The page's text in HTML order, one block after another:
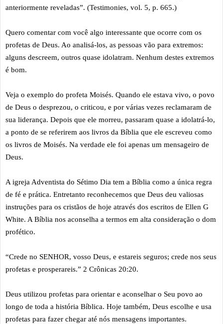
anteriormente reveladas”. (Testimonies, vol. 5, p. 665.)
Quero comentar com você algo interessante que ocorre com os
profetas de Deus. Ao analisá-los, as pessoas vão para extremos:
alguns descreem, outros quase idolatram. Nenhum destes extremos
é bom.
Veja o exemplo do profeta Moisés. Quando ele estava vivo, o povo
de Deus o desprezou, o criticou, e por várias vezes reclamaram de
sua liderança. Depois que ele morreu, passaram quase a idolatrá-lo,
a ponto de se referirem aos livros da Bíblia que ele escreveu como
os livros de Moisés. Na verdade ele foi apenas um mensageiro de
Deus.
A igreja Adventista do Sétimo Dia tem a Bíblia como a única regra
de fé e prática. Entretanto reconhecemos que Deus deu valiosas
instruções para os cristãos de hoje através dos escritos de Ellen G
White. A Bíblia nos aconselha a termos em alta consideração o dom
profético.
“Crede no SENHOR, vosso Deus, e estareis seguros; crede nos seus
profetas e prosperareis.” 2 Crônicas 20:20.
Deus utilizou profetas para orientar e aconselhar o Seu povo ao
longo de toda a história Bíblica. Hoje também, Deus escolhe e usa
profetas para fazer chegar até nós mensagens importantes.